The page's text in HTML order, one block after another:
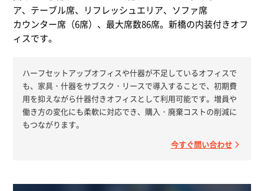
ア、テーブル席、リフレッシュエリア、ソファ席
カウンター席（6席）、最大席数86席。新橋の内装付きオフ
ィスです。
ハーフセットアップオフィスや什器が不足しているオフィスで
も、家具・什器をサブスク・リースで導入することで、初期費
用を抑えながら什器付きオフィスとして利用可能です。増員や
働き方の変化にも柔軟に対応でき、購入・廃棄コストの削減に
もつながります。
今すぐ問い合わせ